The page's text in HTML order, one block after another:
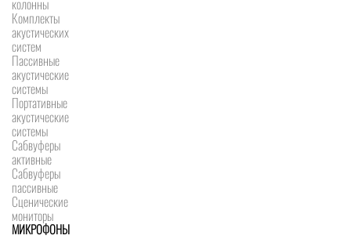
колонны
Комплекты
акустических
систем
Пассивные
акустические
системы
Портативные
акустические
системы
Сабвуферы
активные
Сабвуферы
пассивные
Сценические
мониторы
МИКРОФОНЫ